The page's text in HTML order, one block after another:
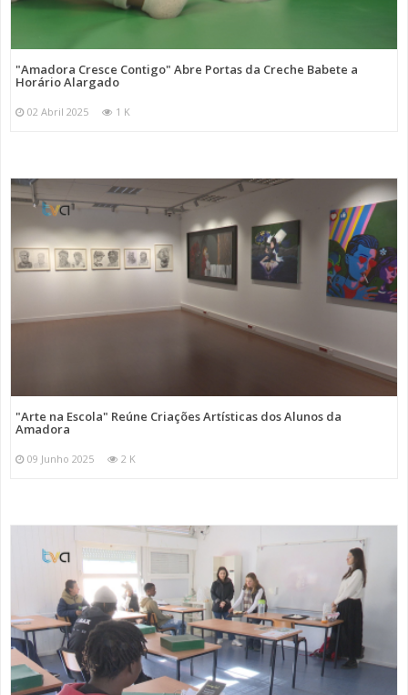
"Amadora Cresce Contigo" Abre Portas da Creche Babete a
Horário Alargado
02 Abril 2025 1 K
"Arte na Escola" Reúne Criações Artísticas dos Alunos da
Amadora
09 Junho 2025 2 K